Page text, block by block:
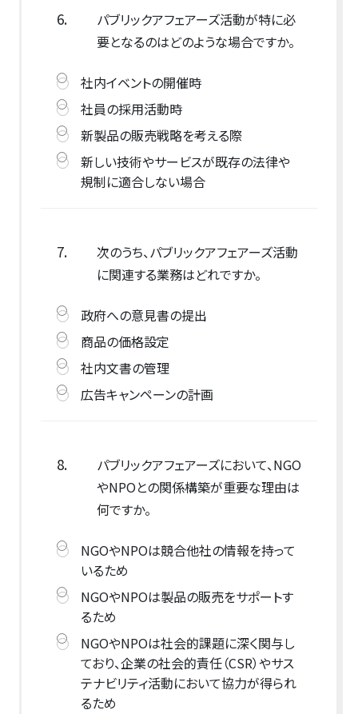
6.
パブリックアフェアーズ活動が特に必
要となるのはどのような場合ですか。
社内イベントの開催時
社員の採用活動時
新製品の販売戦略を考える際
新しい技術やサービスが既存の法律や
規制に適合しない場合
7.
次のうち、パブリックアフェアーズ活動
に関連する業務はどれですか。
政府への意見書の提出
商品の価格設定
社内文書の管理
広告キャンペーンの計画
8.
パブリックアフェアーズにおいて、NGO
やNPOとの関係構築が重要な理由は
何ですか。
NGOやNPOは競合他社の情報を持って
いるため
NGOやNPOは製品の販売をサポートす
るため
NGOやNPOは社会的課題に深く関与し
ており、企業の社会的責任（CSR）やサス
テナビリティ活動において協力が得られ
るため